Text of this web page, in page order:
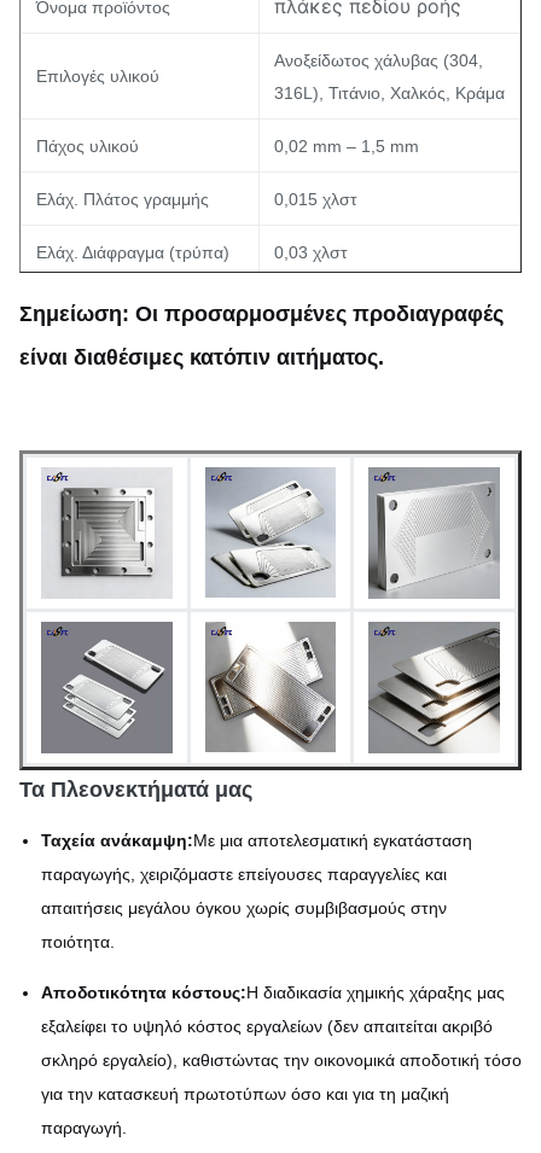
Όνομα προϊόντος πλάκες πεδίου ροής
Επιλογές υλικού
Ανοξείδωτος χάλυβας (304,
316L), Τιτάνιο, Χαλκός, Κράμα
Πάχος υλικού 0,02 mm – 1,5 mm
Ελάχ. Πλάτος γραμμής 0,015 χλστ
Ελάχ. Διάφραγμα (τρύπα) 0,03 χλστ
Ανοχή διαστάσεων ±0,03 mm (Ομοιομορφία)
Γρήγορη δημιουργία
Φινίρισμα επιφάνειας
Ως χαραγμένη,
παθητικοποιημένη ή
προσαρμοσμένη επεξεργασία
επιφάνειας
Σημείωση: Οι προσαρμοσμένες προδιαγραφές
είναι διαθέσιμες κατόπιν αιτήματος.
Τα Πλεονεκτήματά μας
Ταχεία ανάκαμψη:Με μια αποτελεσματική εγκατάσταση
παραγωγής, χειριζόμαστε επείγουσες παραγγελίες και
απαιτήσεις μεγάλου όγκου χωρίς συμβιβασμούς στην
ποιότητα.
Αποδοτικότητα κόστους:Η διαδικασία χημικής χάραξης μας
εξαλείφει το υψηλό κόστος εργαλείων (δεν απαιτείται ακριβό
σκληρό εργαλείο), καθιστώντας την οικονομικά αποδοτική τόσο
για την κατασκευή πρωτοτύπων όσο και για τη μαζική
παραγωγή.